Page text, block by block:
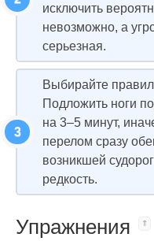
исключить
невозможно, а
серьезная.
Выбирайте
Подложить ноги
на 3–5 минут,
перелом сразу
возникшей
редкость.
Упражнения